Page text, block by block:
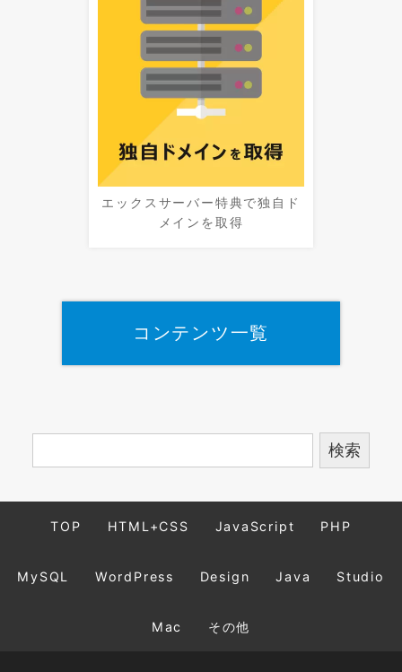
エックスサーバー特典で独自ド
メインを取得
コンテンツ一覧
TOP HTML+CSS JavaScript PHP
MySQL WordPress Design Java Studio
Mac その他